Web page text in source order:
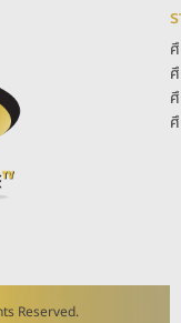
Reserved.